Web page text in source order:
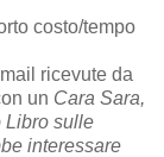
costo/tempo
ricevute da
un Cara Sara,
Libro sulle
interessare